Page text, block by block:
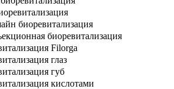
биоревитализация
биоревитализация
Filorga
глаз
губ
кислотами